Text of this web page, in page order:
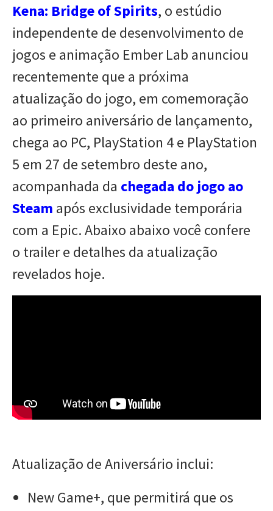
Kena: Bridge of Spirits, o estúdio
independente de desenvolvimento de
jogos e animação Ember Lab anunciou
recentemente que a próxima
atualização do jogo, em comemoração
ao primeiro aniversário de lançamento,
chega ao PC, PlayStation 4 e PlayStation
5 em 27 de setembro deste ano,
acompanhada da chegada do jogo ao
Steam após exclusividade temporária
com a Epic. Abaixo abaixo você confere
o trailer e detalhes da atualização
revelados hoje.
Atualização de Aniversário inclui:
New Game+, que permitirá que os